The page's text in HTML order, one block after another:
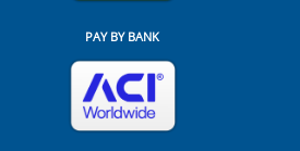
PAY BY BANK